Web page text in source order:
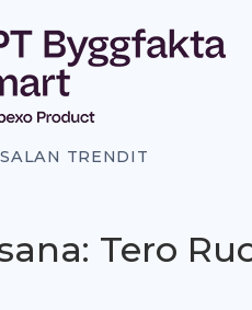
TRENDIT
Tero